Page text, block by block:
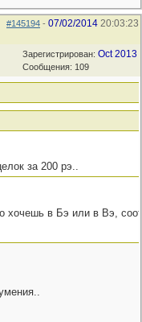
#145194 - 07/02/2014 20:03:23
Зарегистрирован: Oct 2013
Сообщения: 109
за 200 рэ..
хочешь в Бэ или в Вэ,